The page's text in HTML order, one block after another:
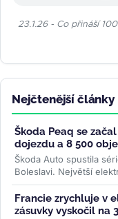
23.1.26 - Co přináší
Nejčtenější články
Škoda Peaq se
dojezdu a 8 500
Škoda Auto spustila
Boleslavi. Největší
lince jako Enyaq a...>>
Francie zrychluje v
zásuvky vyskočil na